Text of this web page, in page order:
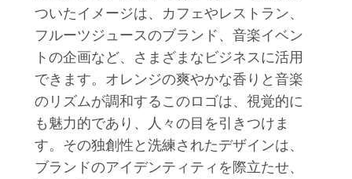
ついたイメージは、カフェやレストラン、
フルーツジュースのブランド、音楽イベン
トの企画など、さまざまなビジネスに活用
できます。オレンジの爽やかな香りと音楽
のリズムが調和するこのロゴは、視覚的に
も魅力的であり、人々の目を引きつけま
す。その独創性と洗練されたデザインは、
ブランドのアイデンティティを際立たせ、